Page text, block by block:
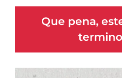
Que pena,